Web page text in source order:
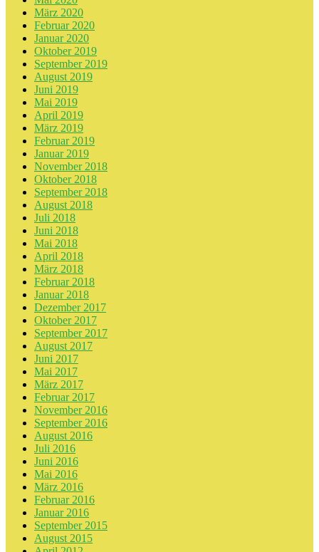
März 2020
Februar 2020
Januar 2020
Oktober 2019
September 2019
August 2019
Juni 2019
Mai 2019
April 2019
März 2019
Februar 2019
Januar 2019
November 2018
Oktober 2018
September 2018
August 2018
Juli 2018
Juni 2018
Mai 2018
April 2018
März 2018
Februar 2018
Januar 2018
Dezember 2017
Oktober 2017
September 2017
August 2017
Juni 2017
Mai 2017
März 2017
Februar 2017
November 2016
September 2016
August 2016
Juli 2016
Juni 2016
Mai 2016
März 2016
Februar 2016
Januar 2016
September 2015
August 2015